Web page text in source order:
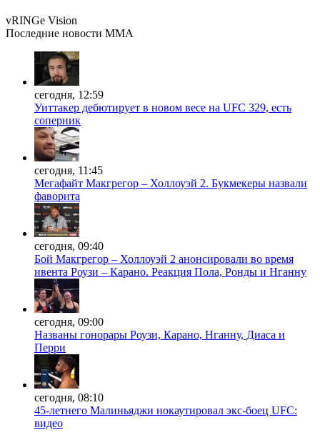
vRINGe Vision
Последние новости MMA
сегодня, 12:59
Уиттакер дебютирует в новом весе на UFC 329, есть
соперник
сегодня, 11:45
Мегафайт Макгрегор – Холлоуэй 2. Букмекеры назвали
фаворита
сегодня, 09:40
Бой Макгрегор – Холлоуэй 2 анонсировали во время
ивента Роузи – Карано. Реакция Пола, Ронды и Нганну
сегодня, 09:00
Названы гонорары Роузи, Карано, Нганну, Диаса и
Перри
сегодня, 08:10
45-летнего Малиньяджи нокаутировал экс-боец UFC:
видео